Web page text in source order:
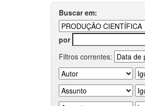
Buscar em:
por
Filtros correntes: